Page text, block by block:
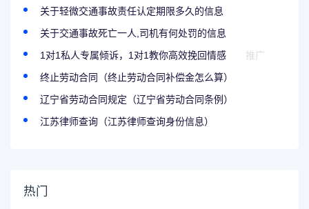
关于轻微交通事故责任认定期限多久的信息
关于交通事故死亡一人,司机有何处罚的信息
1对1私人专属倾诉，1对1教你高效挽回情感
推广
终止劳动合同（终止劳动合同补偿金怎么算）
辽宁省劳动合同规定（辽宁省劳动合同条例）
江苏律师查询（江苏律师查询身份信息）
热门